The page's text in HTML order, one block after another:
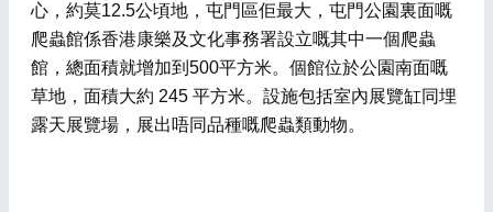
心，約莫12.5公頃地，屯門區佢最大，屯門公園裏面嘅
爬蟲館係香港康樂及文化事務署設立嘅其中一個爬蟲
館，總面積就增加到500平方米。個館位於公園南面嘅
草地，面積大約 245 平方米。設施包括室內展覽缸同埋
露天展覽場，展出唔同品種嘅爬蟲類動物。